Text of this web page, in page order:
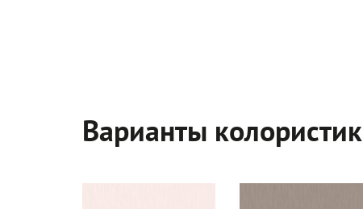
Варианты колористик